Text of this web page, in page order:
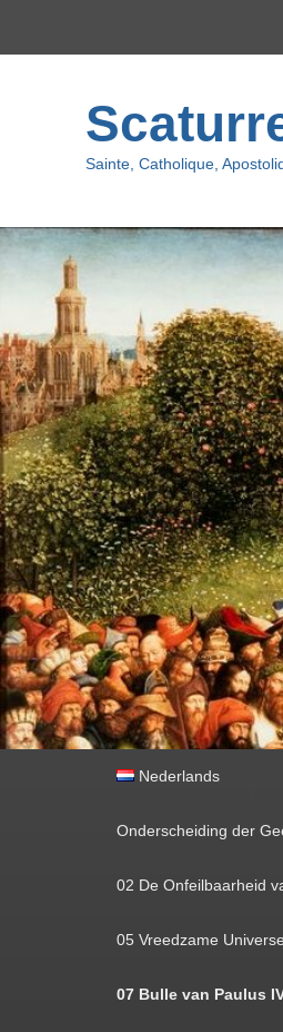
Sainte, Catholique,
Nederlands
Onderscheiding der
02 De Onfeilbaarheid
05 Vreedzame
07 Bulle van Paulus